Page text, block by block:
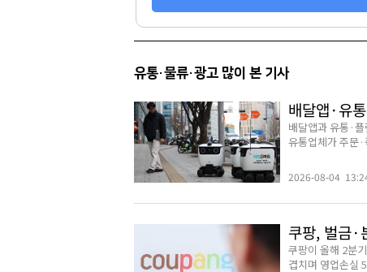
유통·물류·광고 많이 본 기사
배달앱·유
배달앱과 유통·
유통업체가 주문·
2026-08-04
쿠팡, 벌금·
쿠팡이 올해 2분
겹치며 영업손실